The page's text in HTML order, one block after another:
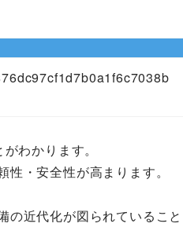
わかります。
・安全性が高まります。
の近代化が図られていること